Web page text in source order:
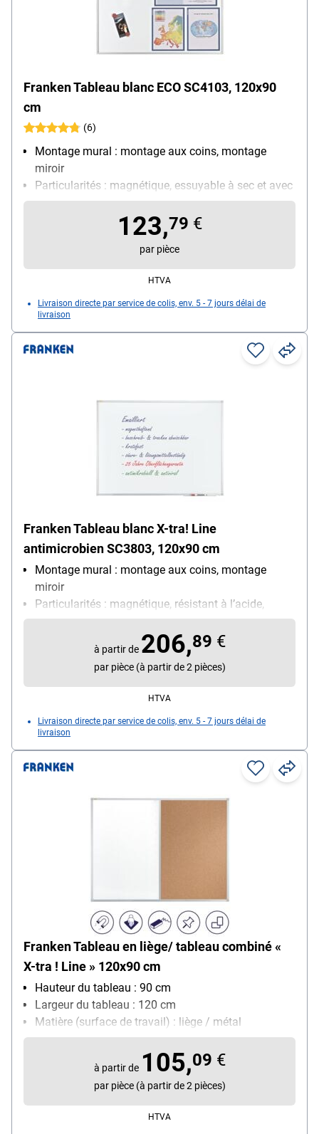
Franken Tableau blanc ECO SC4103, 120x90
cm
(6)
Montage mural : montage aux coins, montage
miroir
Particularités : magnétique, essuyable à sec et avec
un chiffon humide
Taille du tableau : médium (120 x 90 cm)
Utilisation : utilisation fréquente
123,79 €
par pièce
HTVA
Livraison directe par service de colis, env. 5 - 7 jours délai de
livraison
Franken Tableau blanc X-tra! Line
antimicrobien SC3803, 120x90 cm
Montage mural : montage aux coins, montage
miroir
Particularités : magnétique, résistant à l’acide,
résistant aux rayures, essuyable à sec et avec un
Taille du tableau : médium (120 x 90 cm)
Utilisation : utilisation quotidienne
à partir de 206,89 €
par pièce (à partir de 2 pièces)
HTVA
Livraison directe par service de colis, env. 5 - 7 jours délai de
livraison
Franken Tableau en liège/ tableau combiné «
X-tra ! Line » 120x90 cm
Hauteur du tableau : 90 cm
Largeur du tableau : 120 cm
Matière (surface de travail) : liège / métal
Matériau du cadre : aluminium
Particularités : épinglable, magnétique, inscriptible
et essuyable à sec
à partir de 105,09 €
par pièce (à partir de 2 pièces)
HTVA